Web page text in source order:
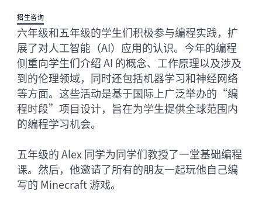
招生咨询
六年级和五年级的学生们积极参与编程实践，扩
展了对人工智能（AI）应用的认识。今年的编程
侧重向学生们介绍 AI 的概念、工作原理以及涉及
到的伦理领域，同时还包括机器学习和神经网络
等方面。这些活动是基于国际上广泛举办的“编
程时段”项目设计，旨在为学生提供全球范围内
的编程学习机会。
五年级的 Alex 同学为同学们教授了一堂基础编程
课。然后，他邀请了所有的朋友一起玩他自己编
写的 Minecraft 游戏。